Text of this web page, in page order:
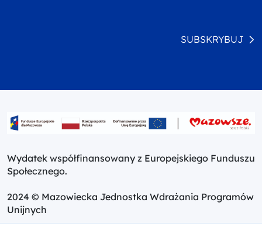
SUBSKRYBUJ
Wydatek współfinansowany z Europejskiego Funduszu
Społecznego.
2024 © Mazowiecka Jednostka Wdrażania Programów
Unijnych